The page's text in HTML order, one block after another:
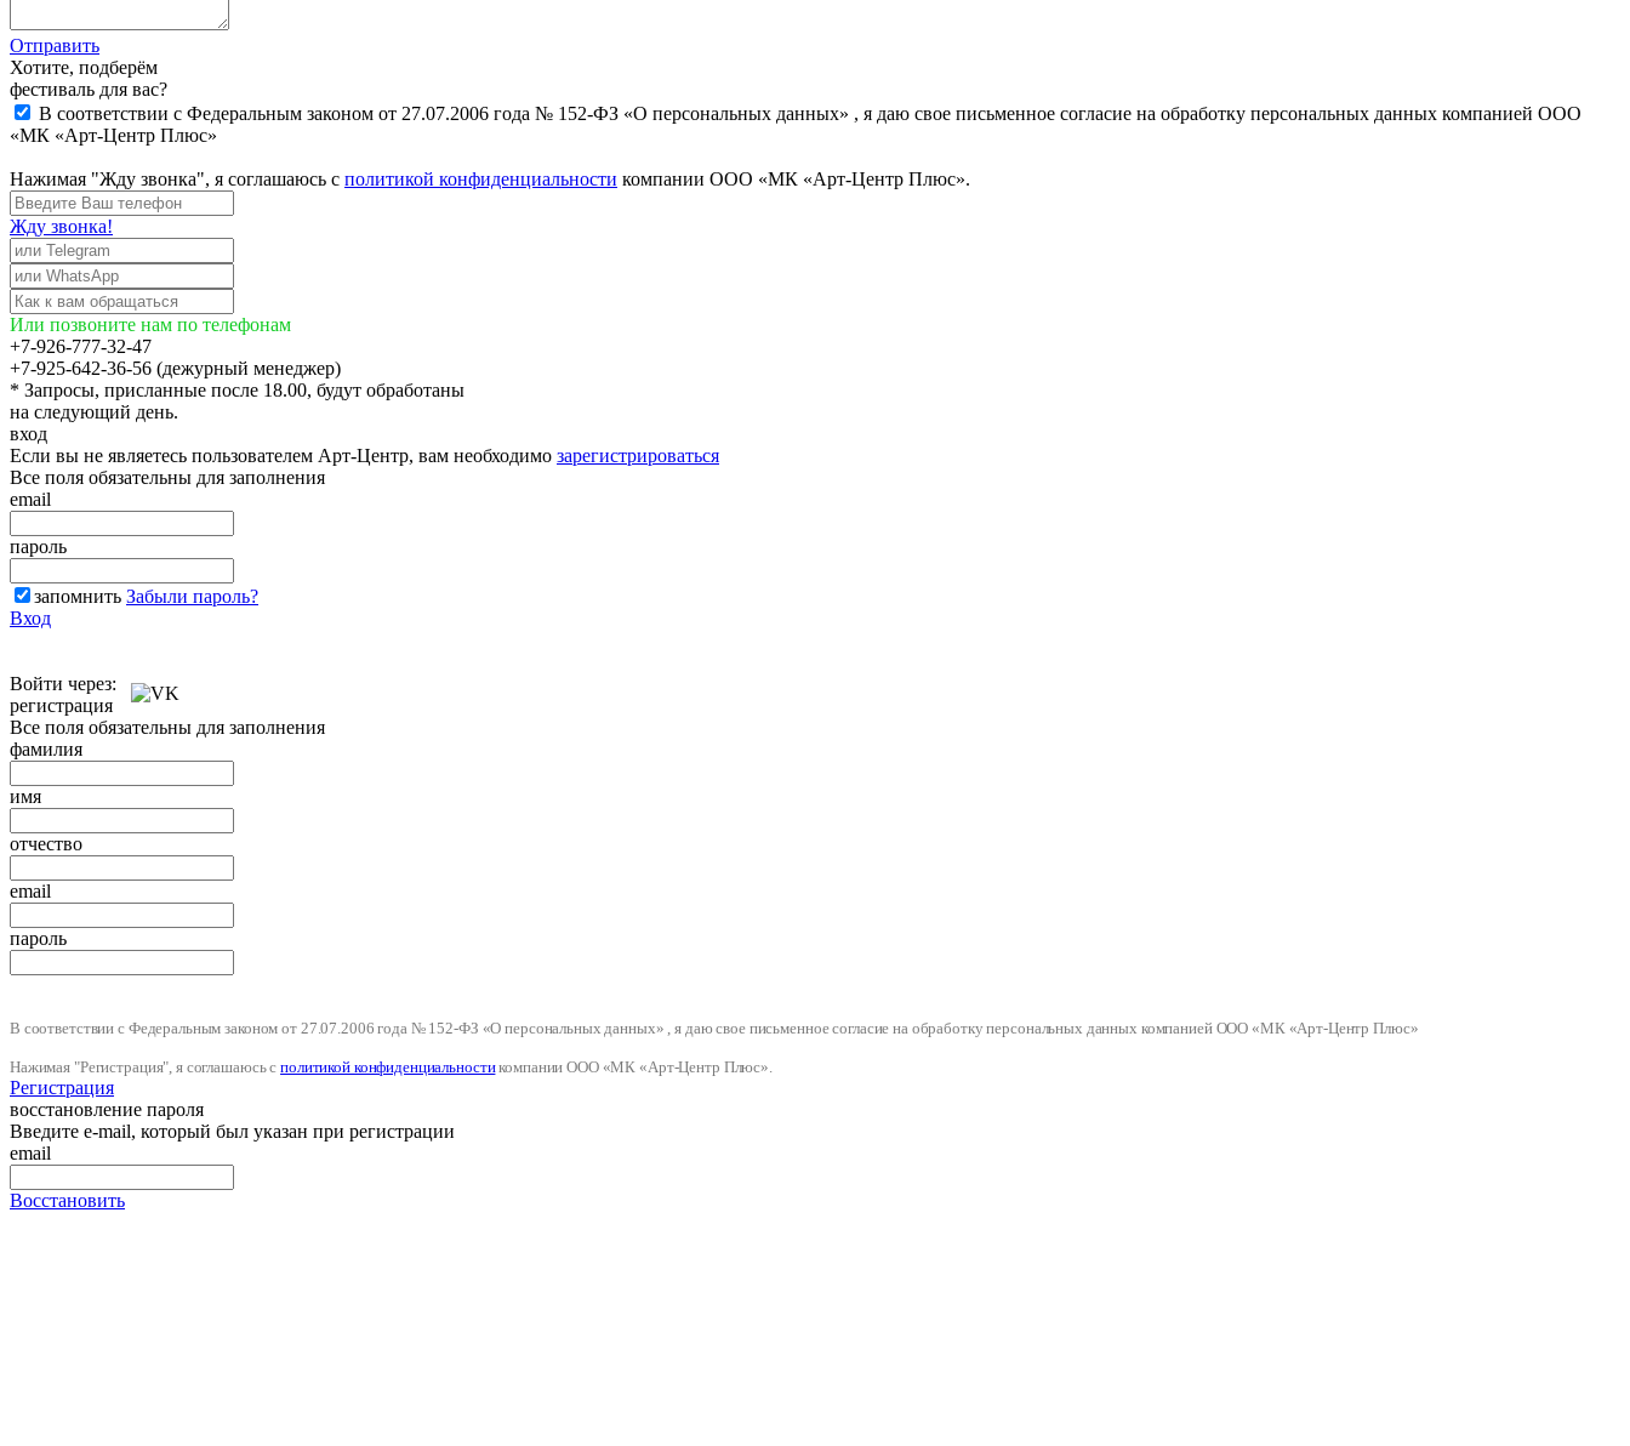
Отправить
Хотите, подберём
фестиваль для вас?
В соответствии с Федеральным законом от 27.07.2006 года № 152-ФЗ «О персональных данных» , я даю свое письменное согласие на обработку персональных данных компанией ООО
«МК «Арт-Центр Плюс»
Нажимая "Жду звонка", я соглашаюсь с политикой конфиденциальности компании ООО «МК «Арт-Центр Плюс».
Жду звонка!
Или позвоните нам по телефонам
+7-926-777-32-47
+7-925-642-36-56 (дежурный менеджер)
* Запросы, присланные после 18.00, будут обработаны
на следующий день.
вход
Если вы не являетесь пользователем Арт-Центр, вам необходимо зарегистрироваться
Все поля обязательны для заполнения
email
пароль
запомнить Забыли пароль?
Вход
Войти через:
регистрация
Все поля обязательны для заполнения
фамилия
имя
отчество
email
пароль
В соответствии с Федеральным законом от 27.07.2006 года № 152-ФЗ «О персональных данных» , я даю свое письменное согласие на обработку персональных данных компанией ООО «МК «Арт-Центр Плюс»
Нажимая "Регистрация", я соглашаюсь сполитикой конфиденциальностикомпании ООО «МК «Арт-Центр Плюс».
Регистрация
восстановление пароля
Введите e-mail, который был указан при регистрации
email
Восстановить